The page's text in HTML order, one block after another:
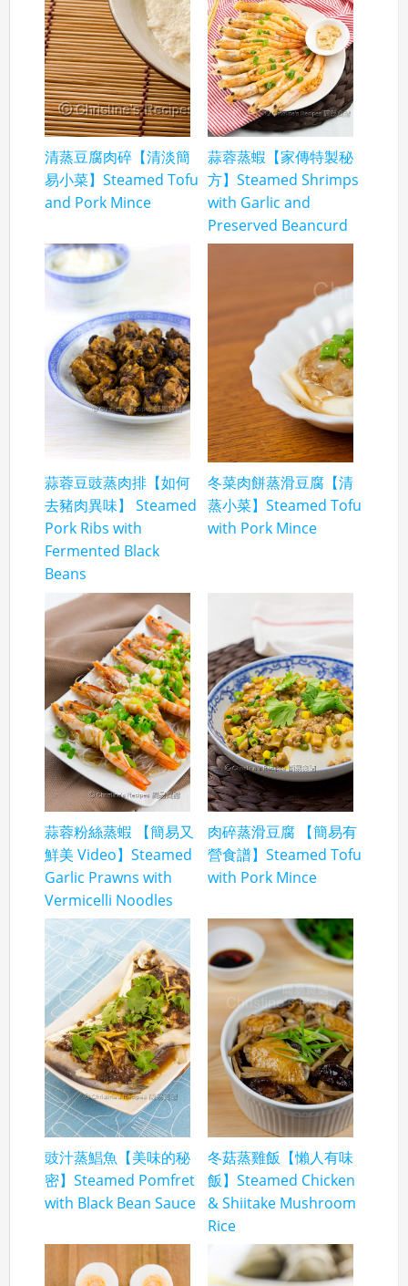
清蒸豆腐肉碎【清淡簡
易小菜】Steamed Tofu
and Pork Mince
蒜蓉蒸蝦【家傳特製秘
方】Steamed Shrimps
with Garlic and
Preserved Beancurd
蒜蓉豆豉蒸肉排【如何
去豬肉異味】 Steamed
Pork Ribs with
Fermented Black
Beans
冬菜肉餅蒸滑豆腐【清
蒸小菜】Steamed Tofu
with Pork Mince
蒜蓉粉絲蒸蝦 【簡易又
鮮美 Video】Steamed
Garlic Prawns with
Vermicelli Noodles
肉碎蒸滑豆腐 【簡易有
營食譜】Steamed Tofu
with Pork Mince
豉汁蒸鯧魚【美味的秘
密】Steamed Pomfret
with Black Bean Sauce
冬菇蒸雞飯【懶人有味
飯】Steamed Chicken
& Shiitake Mushroom
Rice